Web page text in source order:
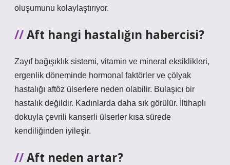
oluşumunu kolaylaştırıyor.
Aft hangi hastalığın habercisi?
Zayıf bağışıklık sistemi, vitamin ve mineral eksiklikleri,
ergenlik döneminde hormonal faktörler ve çölyak
hastalığı aftöz ülserlere neden olabilir. Bulaşıcı bir
hastalık değildir. Kadınlarda daha sık görülür. İltihaplı
dokuyla çevrili kanserli ülserler kısa sürede
kendiliğinden iyileşir.
Aft neden artar?